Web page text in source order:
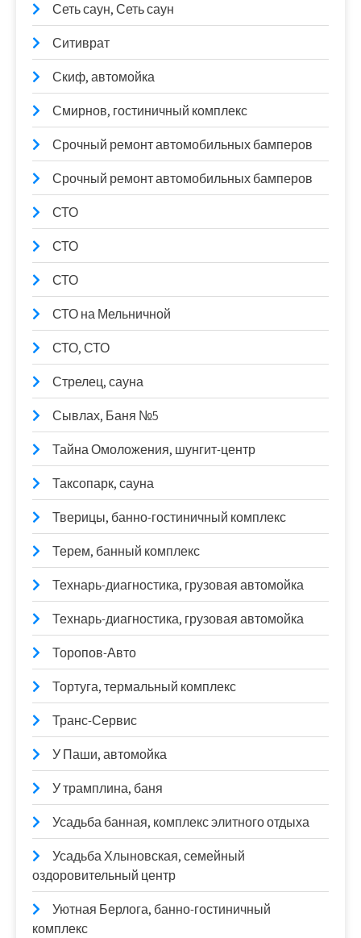
Сеть саун, Сеть саун
Ситиврат
Скиф, автомойка
Смирнов, гостиничный комплекс
Срочный ремонт автомобильных бамперов
Срочный ремонт автомобильных бамперов
СТО
СТО
СТО
СТО на Мельничной
СТО, СТО
Стрелец, сауна
Сывлах, Баня №5
Тайна Омоложения, шунгит-центр
Таксопарк, сауна
Тверицы, банно-гостиничный комплекс
Терем, банный комплекс
Технарь-диагностика, грузовая автомойка
Технарь-диагностика, грузовая автомойка
Торопов-Авто
Тортуга, термальный комплекс
Транс-Сервис
У Паши, автомойка
У трамплина, баня
Усадьба банная, комплекс элитного отдыха
Усадьба Хлыновская, семейный
оздоровительный центр
Уютная Берлога, банно-гостиничный
комплекс